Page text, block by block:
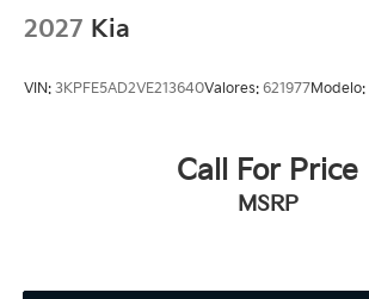
2027 Kia
VIN: 3KPFE5AD2VE213640Valores: 621977Modelo:
Call For Price
MSRP